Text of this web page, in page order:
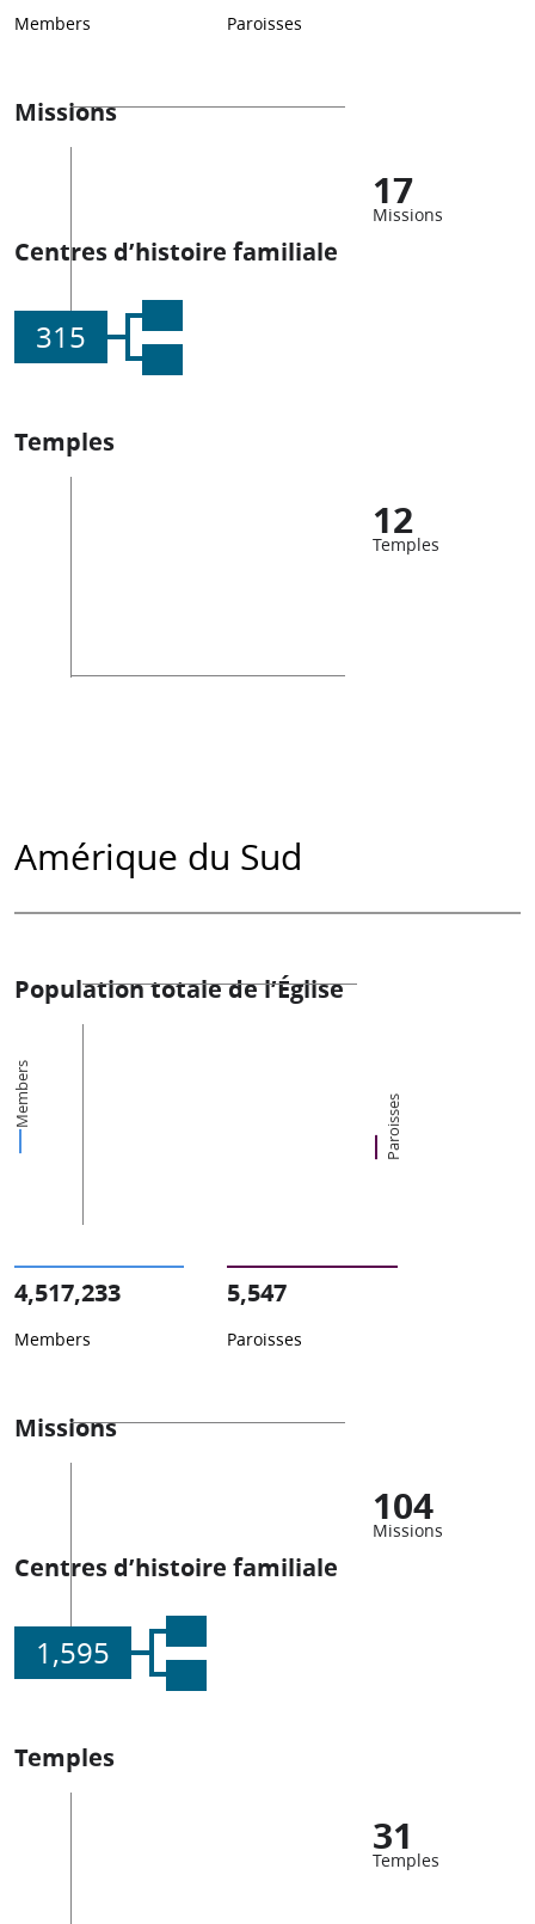
Members Paroisses
Missions
17
Missions
Centres d’histoire familiale
315
Temples
12
Temples
Amérique du Sud
Population totale de l’Église
Members Paroisses
4,517,233
Members
5,547
Paroisses
Missions
104
Missions
Centres d’histoire familiale
1,595
Temples
31
Temples